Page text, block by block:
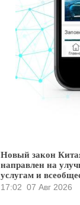
Новый закон
направлен на
услугам и
17:02 07 Авг 2026